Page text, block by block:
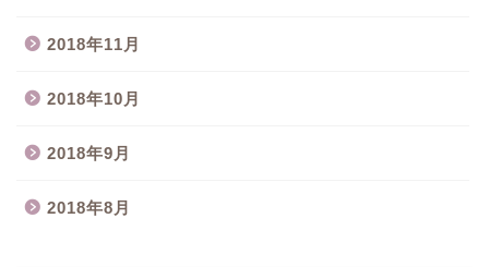
2018年11月
2018年10月
2018年9月
2018年8月